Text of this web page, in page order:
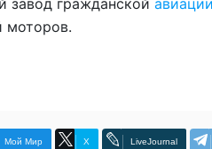
завод гражданской
моторов.
Мой Мир X LiveJournal